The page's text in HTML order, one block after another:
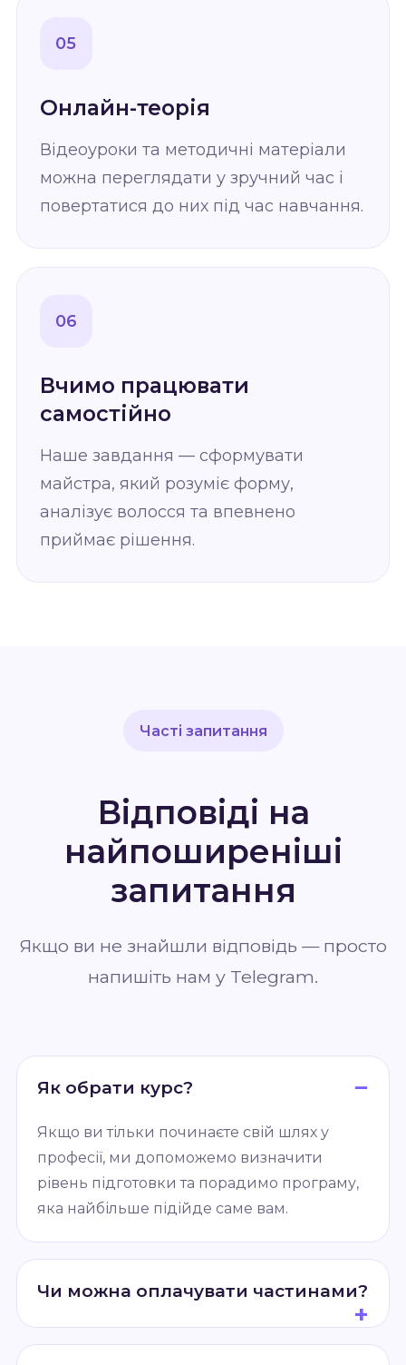
05
Онлайн-теорія
Відеоуроки та методичні матеріали
можна переглядати у зручний час і
повертатися до них під час навчання.
06
Вчимо працювати
самостійно
Наше завдання — сформувати
майстра, який розуміє форму,
аналізує волосся та впевнено
приймає рішення.
Часті запитання
Відповіді на
найпоширеніші
запитання
Якщо ви не знайшли відповідь — просто
напишіть нам у Telegram.
Як обрати курс?
Якщо ви тільки починаєте свій шлях у
професії, ми допоможемо визначити
рівень підготовки та порадимо програму,
яка найбільше підійде саме вам.
Чи можна оплачувати частинами?